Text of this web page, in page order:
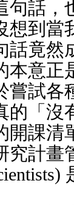
句話，
想到當
話竟然
本意正
嘗試各
的「沒
開課清
計畫